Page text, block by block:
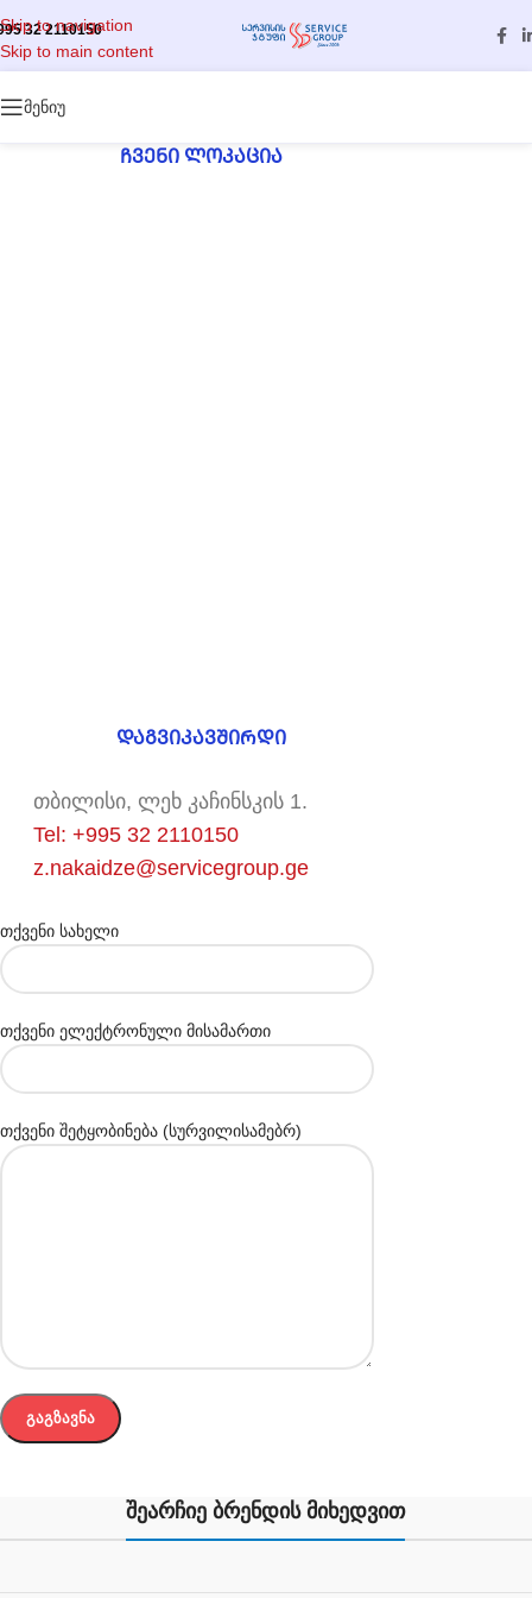
Skip to navigation
Skip to main content
32 2110150
მენიუ
ᲩᲕᲔᲜᲘ ᲚᲝᲙᲐᲪᲘᲐ
ᲓᲐᲒᲕᲘᲙᲐᲕᲨᲘᲠᲓᲘ
თბილისი, ლეხ კაჩინსკის 1.
Tel: +995 32 2110150
z.nakaidze@servicegroup.ge
თქვენი სახელი
თქვენი ელექტრონული მისამართი
თქვენი შეტყობინება (სურვილისამებრ)
შეარჩიე ბრენდის მიხედვით